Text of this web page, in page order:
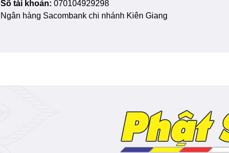
Số tài khoản: 070104929298
Ngân hàng Sacombank chi nhánh Kiên Giang